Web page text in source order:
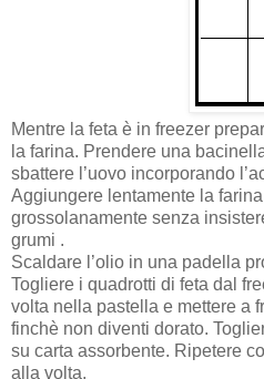
Mentre la feta è in freezer
la farina. Prendere una
sbattere l’uovo incorporando
Aggiungere lentamente la
grossolanamente senza
grumi .
Scaldare l’olio in una padella
Togliere i quadrotti di feta dal
volta nella pastella e mettere a
finchè non diventi dorato.
su carta assorbente. Ripetere
alla volta.